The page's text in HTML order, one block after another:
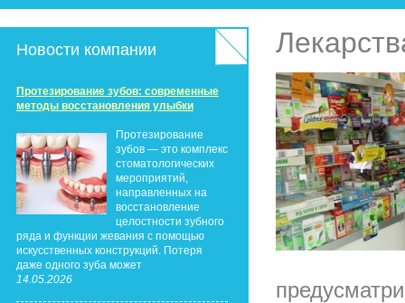
Новости компании
Протезирование зубов: современные
методы восстановления улыбки
Протезирование
зубов — это комплекс
стоматологических
мероприятий,
направленных на
восстановление
целостности зубного
ряда и функции жевания с помощью
искусственных конструкций. Потеря
даже одного зуба может
14.05.2026